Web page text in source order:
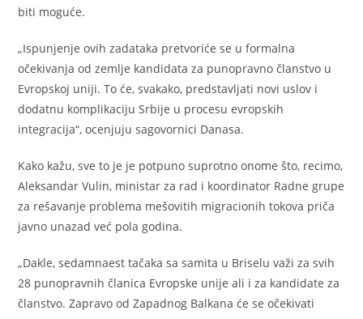
biti moguće.
„Ispunjenje ovih zadataka pretvoriće se u formalna
očekivanja od zemlje kandidata za punopravno članstvo u
Evropskoj uniji. To će, svakako, predstavljati novi uslov i
dodatnu komplikaciju Srbije u procesu evropskih
integracija“, ocenjuju sagovornici Danasa.
Kako kažu, sve to je je potpuno suprotno onome što, recimo,
Aleksandar Vulin, ministar za rad i koordinator Radne grupe
za rešavanje problema mešovitih migracionih tokova priča
javno unazad već pola godina.
„Dakle, sedamnaest tačaka sa samita u Briselu važi za svih
28 punopravnih članica Evropske unije ali i za kandidate za
članstvo. Zapravo od Zapadnog Balkana će se očekivati